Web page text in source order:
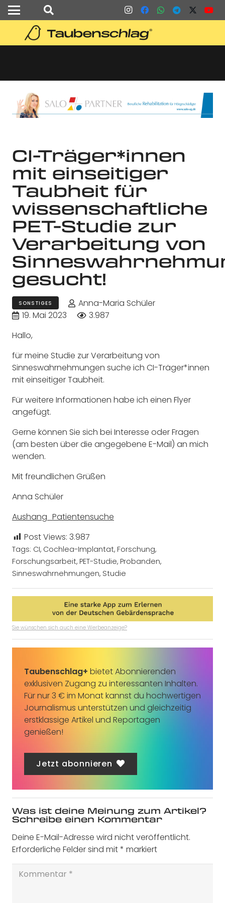
CI-Träger*innen
mit einseitiger
Taubheit für
wissenschaftliche
PET-Studie zur
Verarbeitung von
gesucht!
SONSTIGES
Anna-Maria Schüler
19. Mai 2023
3.987
Hallo,
für meine Studie zur Verarbeitung von
Sinneswahrnehmungen suche ich CI-Träger*innen
mit einseitiger Taubheit.
Für weitere Informationen habe ich einen Flyer
angefügt.
Gerne können Sie sich bei Interesse oder Fragen
(am besten über die angegebene E-Mail) an mich
wenden.
Mit freundlichen Grüßen
Anna Schüler
Aushang_Patientensuche
Post Views: 3.987
Tags: CI, Cochlea-Implantat, Forschung,
Forschungsarbeit, PET-Studie, Probanden,
Sinneswahrnehmungen, Studie
Sie wünschen sich auch eine Werbeanzeige?
Taubenschlag+ bietet Abonnierenden
exklusiven Zugang zu interessanten Inhalten.
Für nur 3 € im Monat kannst du hochwertigen
Journalismus unterstützen und gleichzeitig
erstklassige Artikel und Reportagen
genießen!
Jetzt abonnieren
Was ist deine Meinung zum Artikel?
Schreibe einen Kommentar
Deine E-Mail-Adresse wird nicht veröffentlicht.
Erforderliche Felder sind mit* markiert